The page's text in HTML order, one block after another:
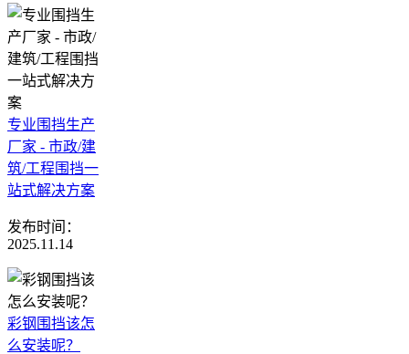
专业围挡生产
厂家 - 市政/建
筑/工程围挡一
站式解决方案
发布时间：
2025.11.14
彩钢围挡该怎
么安装呢？